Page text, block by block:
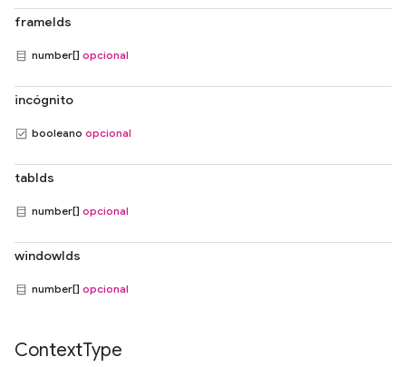
frameIds
number[] opcional
incógnito
booleano opcional
tabIds
number[] opcional
windowIds
number[] opcional
ContextType